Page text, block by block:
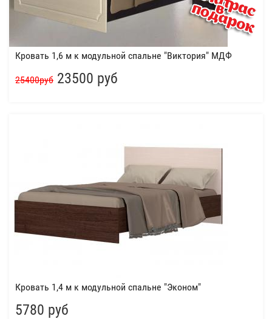
Кровать 1,6 м к модульной спальне "Виктория" МДФ
25400руб 23500 руб
Кровать 1,4 м к модульной спальне "Эконом"
5780 руб